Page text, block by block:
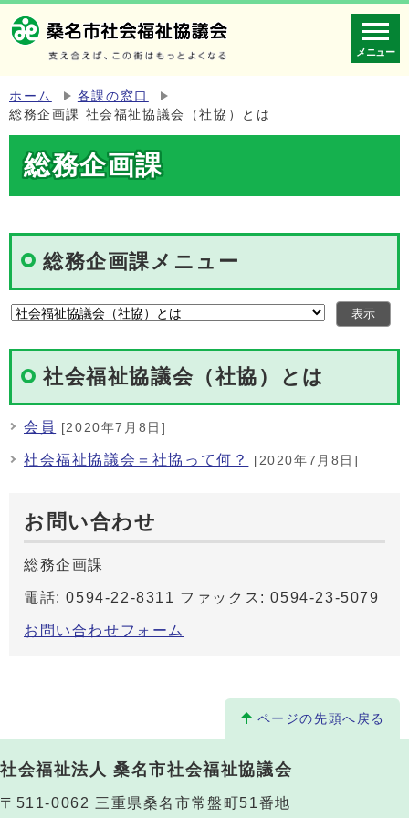
メニュー
ホーム
各課の窓口
総務企画課 社会福祉協議会（社協）とは
総務企画課
総務企画課メニュー
社会福祉協議会（社協）とは
会員 [2020年7月8日]
社会福祉協議会＝社協って何？ [2020年7月8日]
お問い合わせ
総務企画課
電話: 0594-22-8311 ファックス: 0594-23-5079
お問い合わせフォーム
ページの先頭へ戻る
社会福祉法人 桑名市社会福祉協議会
〒511-0062 三重県桑名市常盤町51番地